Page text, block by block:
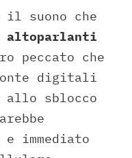
il suono che
altoparlanti
peccato che
digitali
allo sblocco
e immediato